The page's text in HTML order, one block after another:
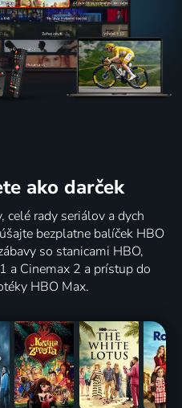
ako darček
rady seriálov a dych
bezplatne balíček HBO
so stanicami HBO,
a Cinemax 2 a prístup do
HBO Max.